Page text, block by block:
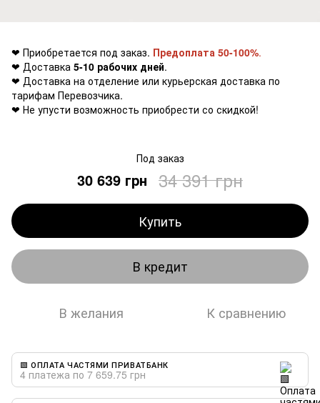
❤ Приобретается под заказ. Предоплата 50-100%.
❤ Доставка 5-10 рабочих дней.
❤ Доставка на отделение или курьерская доставка по
тарифам Перевозчика.
❤ Не упусти возможность приобрести со скидкой!
Под заказ
30 639 грн 34 391 грн
Купить
В кредит
В желания К сравнению
🟩 ОПЛАТА ЧАСТЯМИ ПРИВАТБАНК
4 платежа по 7 659.75 грн